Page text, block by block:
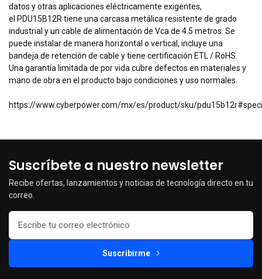
datos y otras aplicaciones eléctricamente exigentes,
el PDU15B12R tiene una carcasa metálica resistente de grado
industrial y un cable de alimentación de Vca de 4.5 metros. Se
puede instalar de manera horizontal o vertical, incluye una
bandeja de retención de cable y tiene certificación ETL / RoHS.
Una garantía limitada de por vida cubre defectos en materiales y
mano de obra en el producto bajo condiciones y uso normales.
https://www.cyberpower.com/mx/es/product/sku/
Suscríbete a nuestro newsletter
Recibe ofertas, lanzamientos y noticias de tecnología directo en tu
correo.
Suscribirme